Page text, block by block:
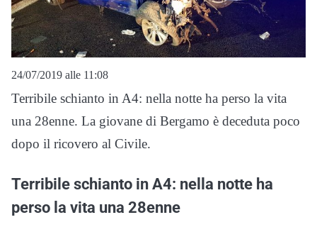
24/07/2019 alle 11:08
Terribile schianto in A4: nella notte ha perso la vita
una 28enne. La giovane di Bergamo è deceduta poco
dopo il ricovero al Civile.
Terribile schianto in A4: nella notte ha
perso la vita una 28enne